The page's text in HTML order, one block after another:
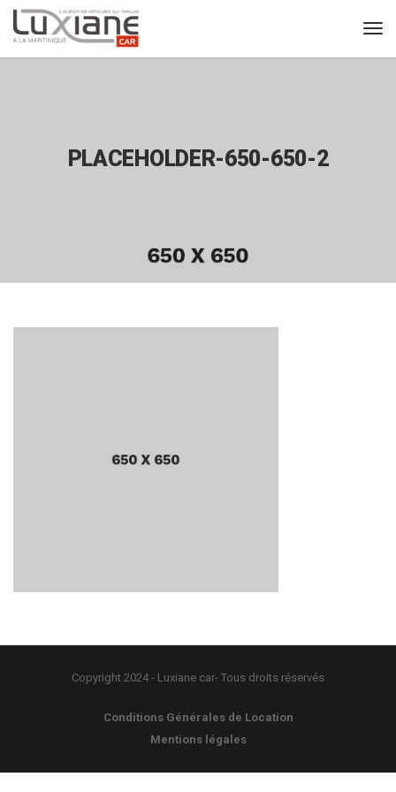
PLACEHOLDER-650-650-2
Copyright 2024 - Luxiane car- Tous droits réservés
Conditions Générales de Location
Mentions légales